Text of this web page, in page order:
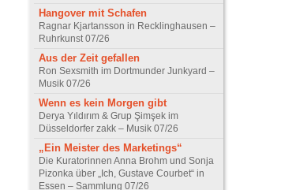
Hangover mit Schafen
Ragnar Kjartansson in Recklinghausen –
Ruhrkunst 07/26
Aus der Zeit gefallen
Ron Sexsmith im Dortmunder Junkyard –
Musik 07/26
Wenn es kein Morgen gibt
Derya Yıldırım & Grup Şimşek im
Düsseldorfer zakk – Musik 07/26
„Ein Meister des Marketings“
Die Kuratorinnen Anna Brohm und Sonja
Pizonka über „Ich, Gustave Courbet“ in
Essen – Sammlung 07/26